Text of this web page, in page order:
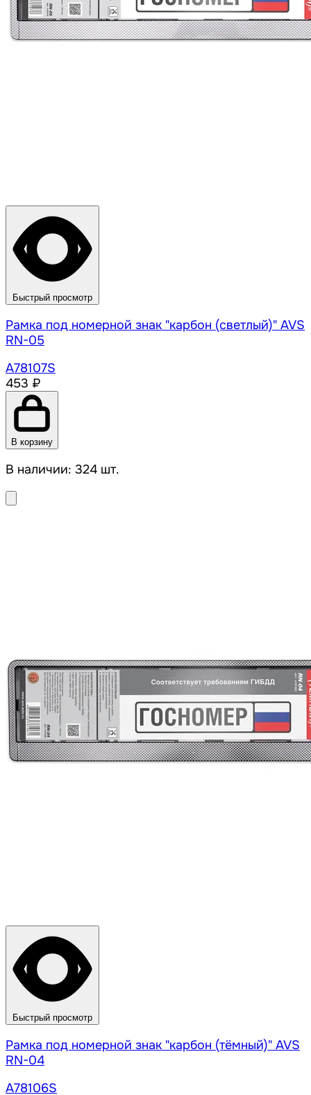
Быстрый просмотр
Рамка под номерной знак "карбон (светлый)" AVS
RN-05
A78107S
453 ₽
В корзину
В наличии: 324 шт.
Быстрый просмотр
Рамка под номерной знак "карбон (тёмный)" AVS
RN-04
A78106S